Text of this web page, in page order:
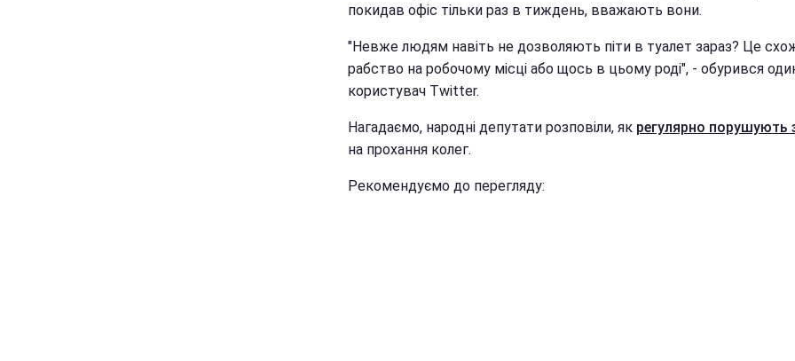
покидав офіс тільки раз в тиждень, вважають вони.
"Невже людям навіть не дозволяють піти в туалет зараз? Це
рабство на робочому місці або щось в цьому роді", - обурився
користувач Twitter.
Нагадаємо, народні депутати розповіли, як регулярно порушують
на прохання колег.
Рекомендуємо до перегляду: